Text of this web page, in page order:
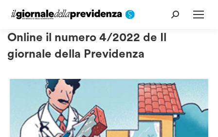
Cerca:
Online il numero 4/2022 de Il
giornale della Previdenza